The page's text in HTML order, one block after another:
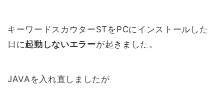
キーワードスカウターSTをPCにインストールした
日に起動しないエラーが起きました。
JAVAを入れ直しましたが